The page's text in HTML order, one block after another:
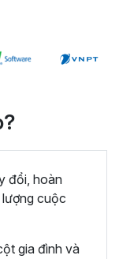
đổi, hoàn
cuộc
gia đình và